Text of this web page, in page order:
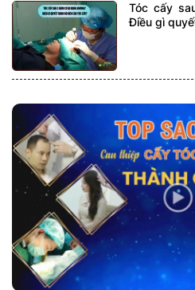
Tóc cấy
Điều gì